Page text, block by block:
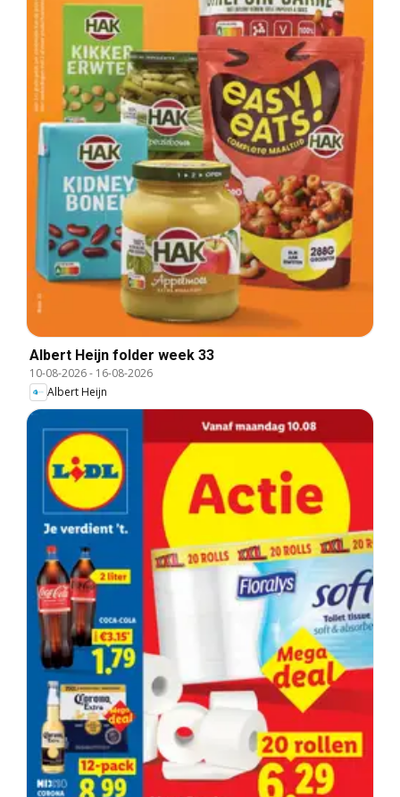
Albert Heijn folder week 33
10-08-2026- 16-08-2026
Albert Heijn